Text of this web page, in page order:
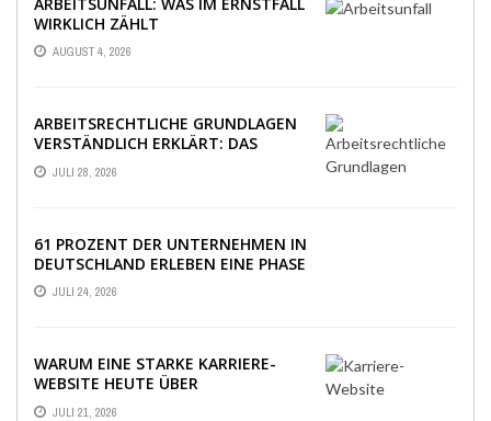
WIRKLICH ZÄHLT
AUGUST 4, 2026
ARBEITSRECHTLICHE GRUNDLAGEN
VERSTÄNDLICH ERKLÄRT: DAS
WICHTIGSTE WISSEN IM ÜBERBLICK
JULI 28, 2026
61 PROZENT DER UNTERNEHMEN IN
DEUTSCHLAND ERLEBEN EINE PHASE
AUSSERGEWÖHNLICHER W
IRTSCHAFTLICHER UNSICHERHEIT
JULI 24, 2026
WARUM EINE STARKE KARRIERE-
WEBSITE HEUTE ÜBER
BEWERBUNGEN ENTSCHEIDET
JULI 21, 2026